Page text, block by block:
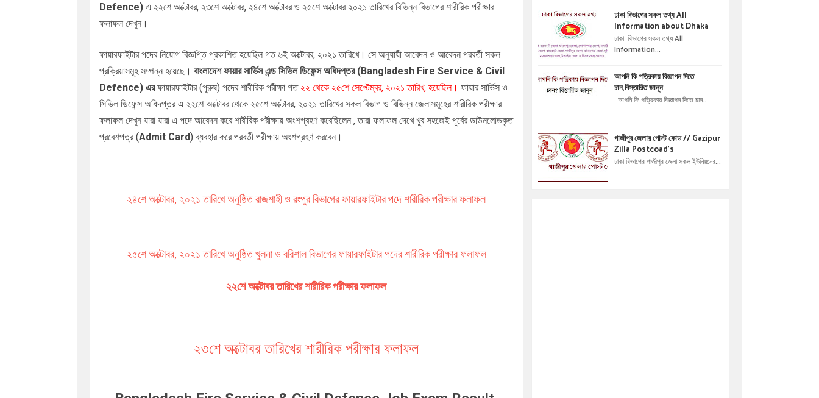
Defence) এ ২২শে অক্টোবর, ২৩শে অক্টোবর, ২৪শে অক্টোবর ও ২৫শে অক্টোবর ২০২১ তারিখের বিভিন্ন বিভাগের শারীরিক পরীক্ষার
ফলাফল দেখুন।
ফায়ারফাইটার পদের নিয়োগ বিজ্ঞপ্তি প্রকাশিত হয়েছিল গত ৬ই অক্টোবর, ২০২১ তারিখে। সে অনুযায়ী আবেদন ও আবেদন পরবর্তী সকল
প্রক্রিয়াসমূহ সম্পন্ন হয়েছে। বাংলাদেশ ফায়ার সার্ভিস এন্ড সিভিল ডিফেন্স অধিদপ্তর(Bangladesh Fire Service & Civil
Defence) এরফায়ারফাইটার (পুরুষ) পদের শারীরিক পরীক্ষা গত ২২ থেকে ২৫শে সেপ্টেম্বর, ২০২১ তারিখ, হয়েছিল। ফায়ার সার্ভিস ও
সিভিল ডিফেন্স অধিদপ্তর এ ২২শে অক্টোবর থেকে ২৫শে অক্টোবর, ২০২১ তারিখের সকল বিভাগ ও বিভিন্ন জেলাসমূহের শারীরিক পরীক্ষার
ফলাফল দেখুন যারা যারা এ পদে আবেদন করে শারীরিক পরীক্ষায় অংশগ্রহণ করেছিলেন , তারা ফলাফল দেখে খুব সহজেই পূর্বের ডাউনলোডকৃত
প্রবেশপত্র (Admit Card) ব্যবহার করে পরবর্তী পরীক্ষায় অংশগ্রহণ করবেন।
২৪শে অক্টোবর, ২০২১ তারিখে অনুষ্ঠিত রাজশাহী ও রংপুর বিভাগের ফায়ারফাইটার পদে শারীরিক পরীক্ষার ফলাফল
২৫শে অক্টোবর, ২০২১ তারিখে অনুষ্ঠিত খুলনা ও বরিশাল বিভাগের ফায়ারফাইটার পদের শারীরিক পরীক্ষার ফলাফল
২২শে অক্টোবর তারিখের শারীরিক পরীক্ষার ফলাফল
২৩শে অক্টোবর তারিখের শারীরিক পরীক্ষার ফলাফল
ঢাকা বিভাগের সকল তথ্য All
Information about Dhaka
ঢাকা বিভাগের সকল তথ্য All
Information...
আপনি কি পত্রিকায় বিজ্ঞাপন দিতে
চান,বিস্তারিত জানুন
আপনি কি পত্রিকায় বিজ্ঞাপন দিতে চান...
গাজীপুর জেলার পোস্ট কোড // Gazipur
Zilla Postcoad's
ঢাকা বিভাগের গাজীপুর জেলা সকল ইউনিয়নের...